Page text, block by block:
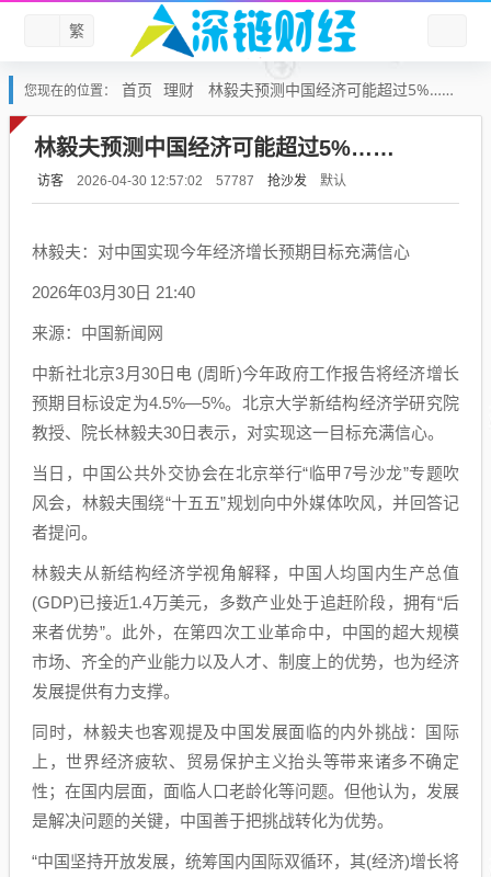
繁
您现在的位置： 首页 理财 林毅夫预测中国经济可能超过5%……
林毅夫预测中国经济可能超过5%……
访客 2026-04-30 12:57:02 57787 抢沙发 默认
林毅夫：对中国实现今年经济增长预期目标充满信心
2026年03月30日 21:40
来源：中国新闻网
中新社北京3月30日电 (周昕)今年政府工作报告将经济增长
预期目标设定为4.5%—5%。北京大学新结构经济学研究院
教授、院长林毅夫30日表示，对实现这一目标充满信心。
当日，中国公共外交协会在北京举行“临甲7号沙龙”专题吹
风会，林毅夫围绕“十五五”规划向中外媒体吹风，并回答记
者提问。
林毅夫从新结构经济学视角解释，中国人均国内生产总值
(GDP)已接近1.4万美元，多数产业处于追赶阶段，拥有“后
来者优势”。此外，在第四次工业革命中，中国的超大规模
市场、齐全的产业能力以及人才、制度上的优势，也为经济
发展提供有力支撑。
同时，林毅夫也客观提及中国发展面临的内外挑战：国际
上，世界经济疲软、贸易保护主义抬头等带来诸多不确定
性；在国内层面，面临人口老龄化等问题。但他认为，发展
是解决问题的关键，中国善于把挑战转化为优势。
“中国坚持开放发展，统筹国内国际双循环，其(经济)增长将